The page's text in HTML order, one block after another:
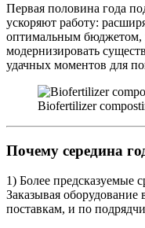
Первая половина года
ускоряют работу:
оптимальным бюджетом,
модернизировать
удачных моментов для
Biofertilizer
Почему середина
1) Более предсказуемые
Заказывая
поставкам, и по